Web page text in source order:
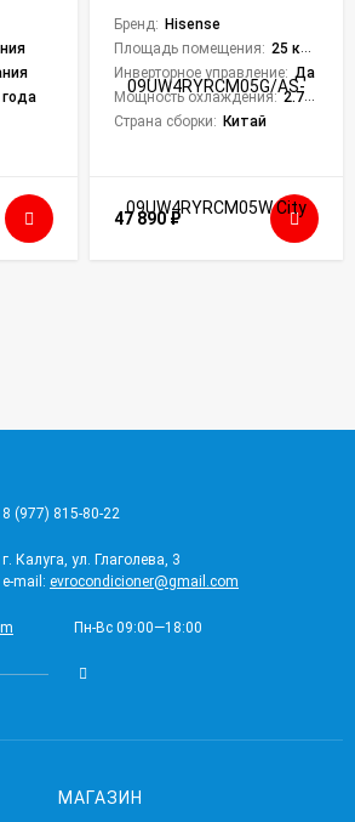
года
09UW4RYRCM05W City DC
Inverter
Бренд: Hisense
Площадь помещения: 25 кв. м.
Инверторное управление: Да
Мощность охлаждения: 2.75 кВт
Страна сборки: Китай
47 890₽
8 (977) 815-80-22
г. Калуга, ул. Глаголева, 3
e-mail: evrocondicioner@gmail.com
Пн-Вс 09:00—18:00
МАГАЗИН